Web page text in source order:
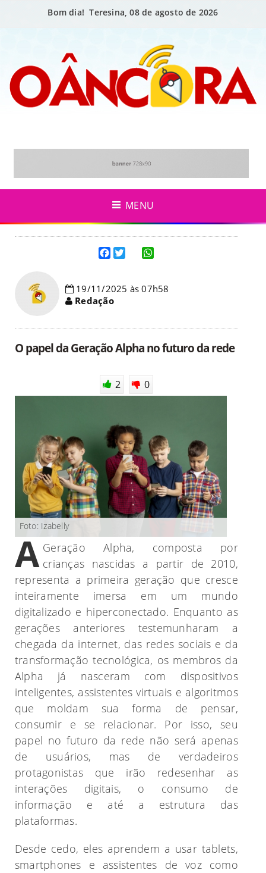
Bom dia! Teresina, 08 de agosto de 2026
MENU
19/11/2025 às 07h58
Redação
O papel da Geração Alpha no futuro da rede
2 0
Foto: Izabelly
A Geração Alpha, composta por
crianças nascidas a partir de 2010,
representa a primeira geração que cresce
inteiramente imersa em um mundo
digitalizado e hiperconectado. Enquanto as
gerações anteriores testemunharam a
chegada da internet, das redes sociais e da
transformação tecnológica, os membros da
Alpha já nasceram com dispositivos
inteligentes, assistentes virtuais e algoritmos
que moldam sua forma de pensar,
consumir e se relacionar. Por isso, seu
papel no futuro da rede não será apenas
de usuários, mas de verdadeiros
protagonistas que irão redesenhar as
interações digitais, o consumo de
informação e até a estrutura das
plataformas.
Desde cedo, eles aprendem a usar tablets,
smartphones e assistentes de voz como